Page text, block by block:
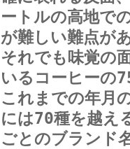
ートルの高地で
が難しい難点が
それでも味覚の
いるコーヒーの
これまでの年月
には70種を越え
ごとのブランド